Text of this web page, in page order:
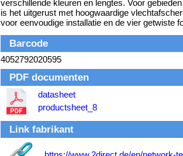
verschillende kleuren en lengtes. Voor
is het uitgerust met hoogwaardige
voor eenvoudige installatie en de vier getwiste
Barcode
4052792020595
PDF documenten
datasheet
productsheet_8
Link fabrikant